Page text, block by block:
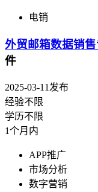
电销
外贸邮箱数据销售
件
2025-03-11发布
经验不限
学历不限
1个月内
APP推广
市场分析
数字营销